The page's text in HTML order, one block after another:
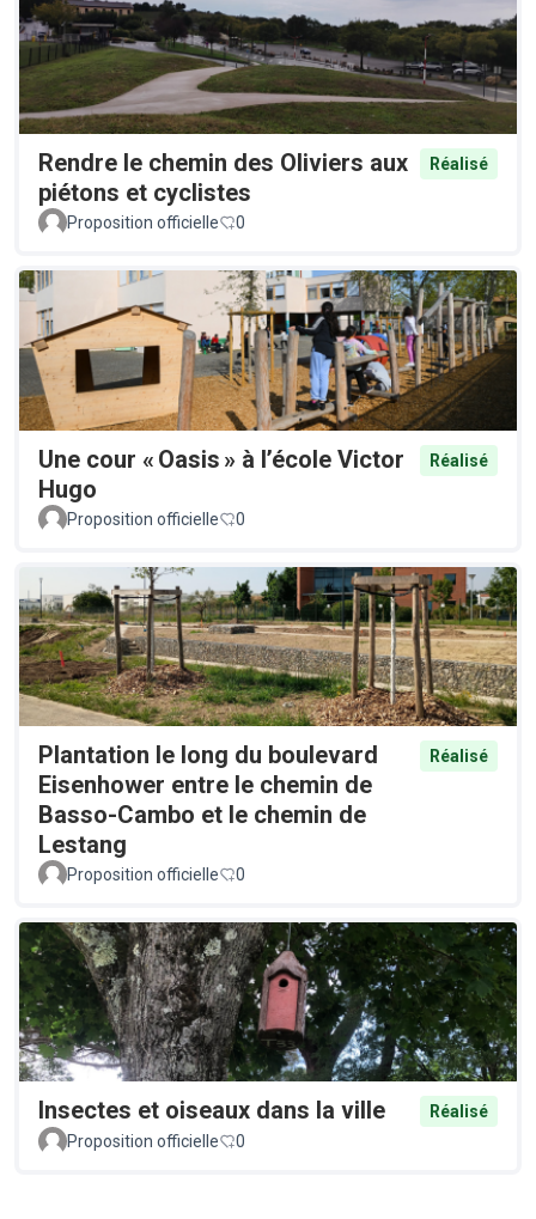
Rendre le chemin des Oliviers aux
piétons et cyclistes
Réalisé
Proposition officielle 0
Une cour « Oasis » à l’école Victor
Hugo
Réalisé
Proposition officielle 0
Plantation le long du boulevard
Eisenhower entre le chemin de
Basso-Cambo et le chemin de
Lestang
Réalisé
Proposition officielle 0
Insectes et oiseaux dans la ville
Réalisé
Proposition officielle
0